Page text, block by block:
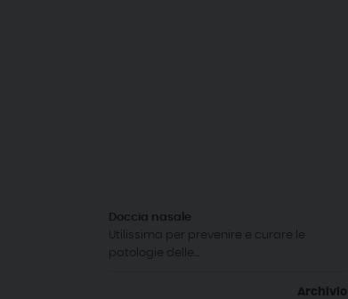
Doccia nasale
Utilissima per prevenire e curare le
patologie delle...
Archivio